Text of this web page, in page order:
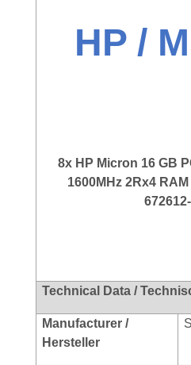
HP /
8x HP Micron 16 GB
1600MHz 2Rx4
Technical Data /
Manufacturer /
Hersteller